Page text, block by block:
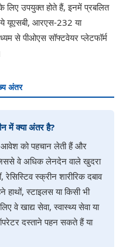
उपयुक्त होते हैं, इनमें प्रबलित
यूएसबी, आरएस-232 या
से पीओएस सॉफ्टवेयर प्लेटफॉर्म
अंतर
में क्या अंतर है?
आवेश को पहचान लेती हैं और
वे अधिक लेनदेन वाले खुदरा
रेसिस्टिव स्क्रीन शारीरिक दबाव
हाथों, स्टाइलस या किसी भी
वे खाद्य सेवा, स्वास्थ्य सेवा या
दस्ताने पहन सकते हैं या